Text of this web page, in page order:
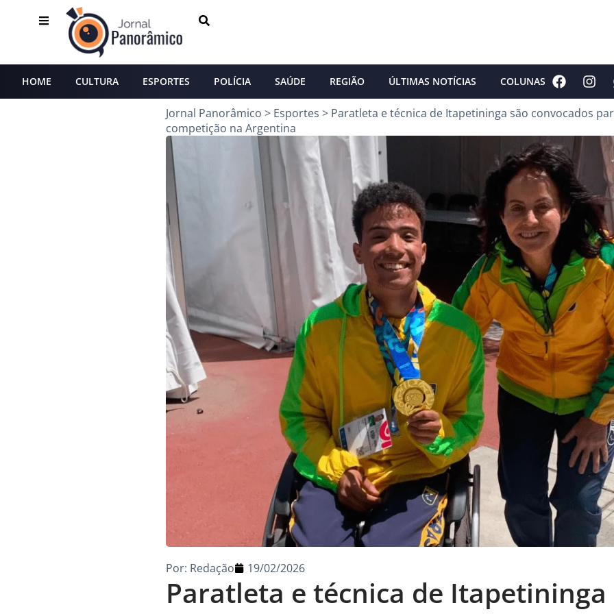
HOME CULTURA ESPORTES POLÍCIA SAÚDE REGIÃO ÚLTIMAS NOTÍCIAS COLUNAS
Jornal Panorâmico > Esportes > Paratleta e técnica de Itapetininga são convocados
competição na Argentina
Paratleta e técnica de Itapetininga
Por: Redação 19/02/2026